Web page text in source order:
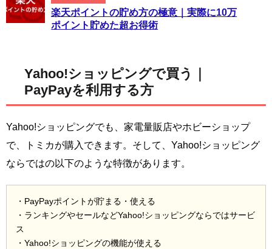
楽天ポイントの貯め方の極意｜実際に10万
ポイント貯めた超お得術
Yahoo!ショッピングで買う｜
PayPayを利用する方
Yahoo!ショッピングでも、家電量販店やホビーショップ
で、トミカが購入できます。そして、Yahoo!ショッピング
ならではの以下のような特徴があります。
・PayPayポイントが貯まる・使える
・ランキングやセールなどYahoo!ショッピングならではサービ
ス
・Yahoo!ショッピングの機能が使える